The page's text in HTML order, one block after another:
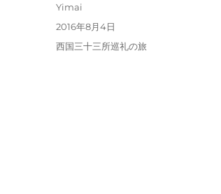
投
Yimai
投
稿
2016年8月4日
カ
西国三十三所巡礼の旅